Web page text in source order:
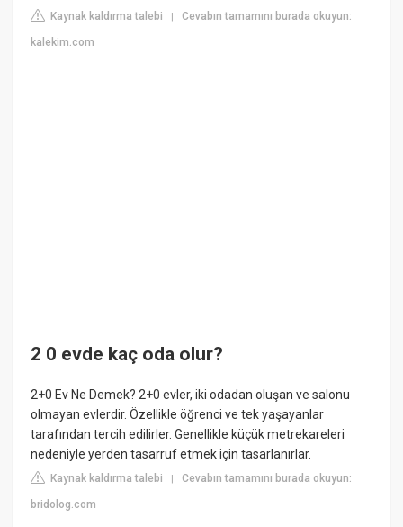
Kaynak kaldırma talebi |Cevabın tamamını burada okuyun:
kalekim.com
2 0 evde kaç oda olur?
2+0 Ev Ne Demek? 2+0 evler, iki odadan oluşan ve salonu
olmayan evlerdir. Özellikle öğrenci ve tek yaşayanlar
tarafından tercih edilirler. Genellikle küçük metrekareleri
nedeniyle yerden tasarruf etmek için tasarlanırlar.
Kaynak kaldırma talebi |Cevabın tamamını burada okuyun:
bridolog.com